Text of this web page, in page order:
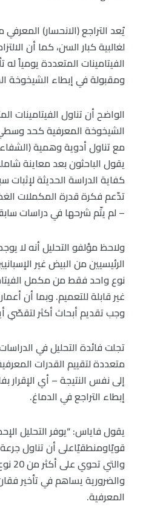
يُعد التراجع (الانحسار)
لغالبية كبار السن، كما أن
الفيتامينات المتعددة يومياً له
ومقبولة في إبطاء الشيخوخة
الواضح أن تناول الفيتامينات
الشيخوخة المعرفية كحد
مع تناول أدوية وهمية
كفاية الدراسة الحديثة لإثبات
تدّعم فكرة قدرة المكملات
– لم يتّم شرحها في دراسات
ولاحظ مؤلفو التحليل أنه لا
الرئيسيين من البيض غير
نوع واحد فقط من مكمل
وجب تقديم أبحاث أكثر لتقصّي
تجلت فائدة التحليل في
متعددة لتقييم القدرات
إلى نفس النتيجة – أي الإقرار
إبطاء التراجع في الدماغ.
يقول فاياس: “يوفر التحليل
قويًاومنطقيًاعلى أن تناول
والضرورية يساهم في تأخير
المعرفية.